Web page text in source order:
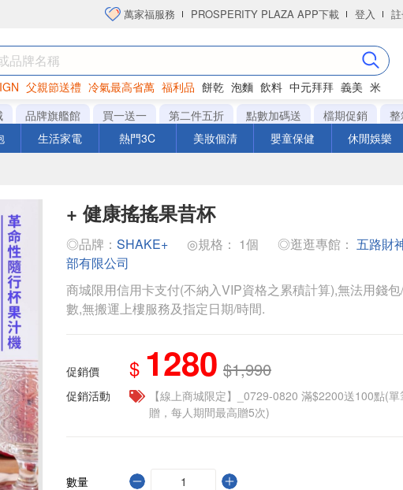
萬家福服務 PROSPERITY PLAZA APP下載 登入
父親節送禮 冷氣最高省萬 福利品 餅乾 泡麵 飲料 中元拜拜 義美 米
衛生紙
品牌旗艦館 買一送一 第二件五折 點數加碼送 檔期促銷
生活家電 熱門3C 美妝個清 嬰童保健 休閒娛樂
+ 健康搖搖果昔杯
◎品牌： SHAKE+ ◎規格： 1個 ◎逛逛專館： 五路財
部有限公司
商城限用信用卡支付(不納入VIP資格之累積計算),無法用錢
數,無搬運上樓服務及指定日期/時間.
促銷價 $ 1280 $1,990
促銷活動
【線上商城限定】_0729-0820 滿$2200送100點(單
贈，每人期間最高贈5次)
數量